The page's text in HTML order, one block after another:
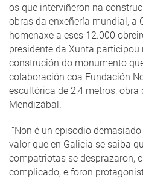
os que interviñeron na
obras da enxeñería mundial, a
homenaxe a eses 12.000
presidente da Xunta
construción do monumento
colaboración coa Fundación
escultórica de 2,4 metros, obra
Mendizábal.
“Non é un episodio
valor que en Galicia se saiba
compatriotas se desprazaron,
complicado, e foron